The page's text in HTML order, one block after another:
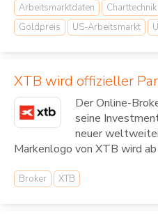
Arbeitsmarktdaten Charttechnik
Goldpreis
US-Arbeitsmarkt
XTB wird offizieller
Der Online-
seine
neuer
Markenlogo von XTB wird ab
Broker XTB